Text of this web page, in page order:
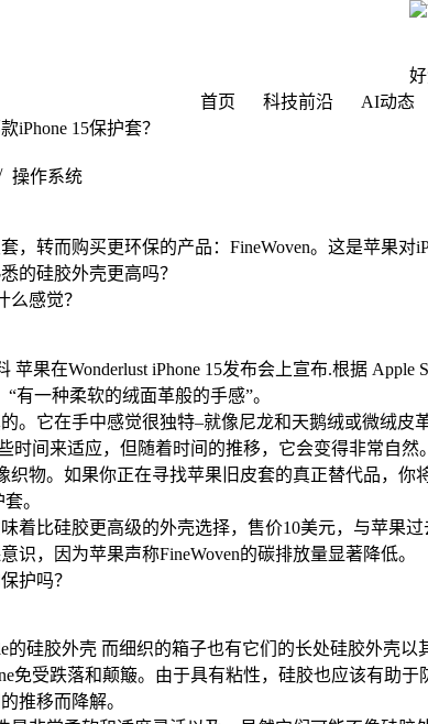
首页
科技前沿 AI动态
iPhone 15保护套？
操作系统
，转而购买更环保的产品：FineWoven。这是苹果对
的硅胶外壳更高吗？
么感觉？
苹果在Wonderlust iPhone 15发布会上宣布.根据 Apple
有一种柔软的绒面革般的手感”。
。它在手中感觉很独特–就像尼龙和天鹅绒或微绒皮
时间来适应，但随着时间的推移，它会变得非常自然。
织物。如果你正在寻找苹果旧皮套的真正替代品，
。
着比硅胶更高级的外壳选择，售价10美元，与苹果过
识，因为苹果声称FineWoven的碳排放量显著降低。
护吗？
的硅胶外壳 而细织的箱子也有它们的长处硅胶外壳以
免受跌落和颠簸。由于具有粘性，硅胶也应该有助
推移而降解。